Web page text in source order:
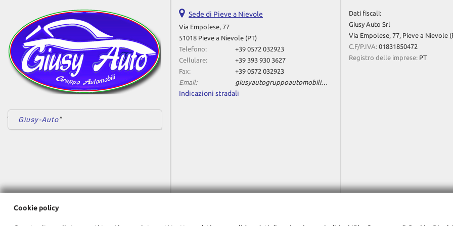
Giusy-Auto
Sede di Pieve a Nievole
Via Empolese, 77
51018 Pieve a Nievole (PT)
Telefono:
+39 0572 032923
Cellulare:
+39 393 930 3627
Fax:
+39 0572 032923
Email:
giusyautogruppoautomobili@gmail.com
Indicazioni stradali
Dati fiscali:
Giusy Auto Srl
Via Empolese, 77, Pieve a Nievole
C.F/P.IVA: 01831850472
Registro delle imprese: PT
Cookie policy